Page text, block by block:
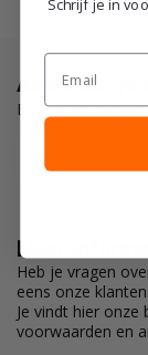
Meer
Heb je vragen
eens onze
Je vindt hier
voorwaarden en
Abonneer je
Blijf op de
Schrijf je in
Email